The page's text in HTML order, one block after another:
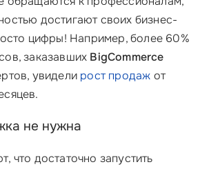
достигают своих бизнес-
цифры! Например, более 60%
заказавших BigCommerce
увидели рост продаж от
не нужна
что достаточно запустить